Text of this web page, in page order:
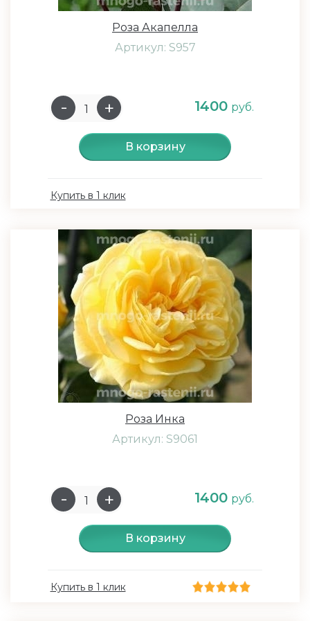
Роза Акапелла
Артикул: S957
1400 руб.
В корзину
Купить в 1 клик
Роза Инка
Артикул: S9061
1400 руб.
В корзину
Купить в 1 клик